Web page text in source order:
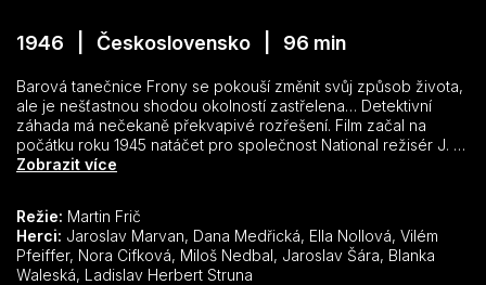
1946 | Československo | 96 min
Barová tanečnice Frony se pokouší změnit svůj způsob života,
ale je nešťastnou shodou okolností zastřelena… Detektivní
záhada má nečekaně překvapivé rozřešení. Film začal na
počátku roku 1945 natáčet pro společnost National režisér J. A.
Holman s Lídou Baarovou. Martin Frič jej dokončil podle
Zobrazit více
Režie: Martin Frič
Herci:
Pfeiffer, Nora Cifková, Miloš Nedbal, Jaroslav Šára, Blanka
Waleská, Ladislav Herbert Struna